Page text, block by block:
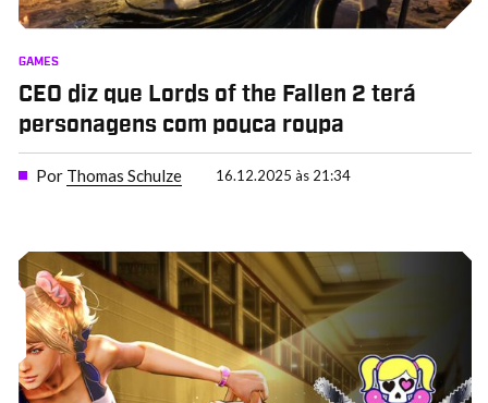
GAMES
CEO diz que Lords of the Fallen 2 terá
personagens com pouca roupa
Por Thomas Schulze 16.12.2025 às 21:34